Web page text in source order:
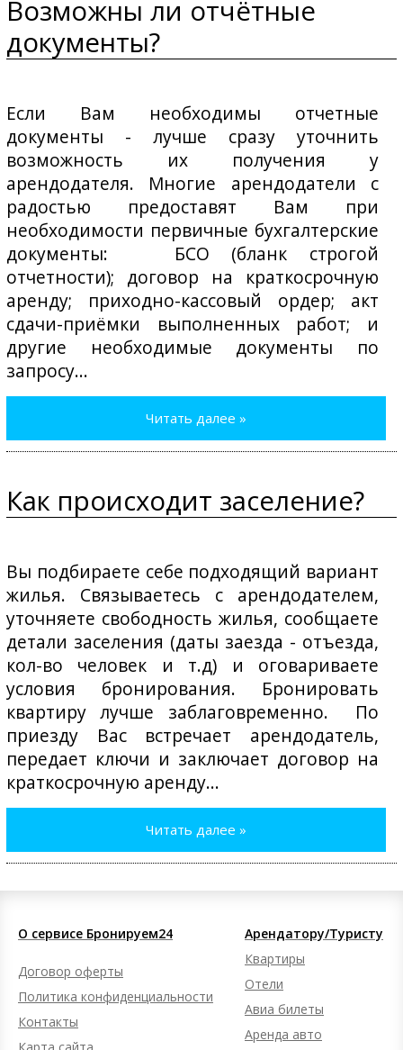
Возможны ли отчётные
документы?
Если Вам необходимы отчетные
документы - лучше сразу уточнить
возможность их получения у
арендодателя. Многие арендодатели с
радостью предоставят Вам при
необходимости первичные бухгалтерские
документы: БСО (бланк строгой
отчетности); договор на краткосрочную
аренду; приходно-кассовый ордер; акт
сдачи-приёмки выполненных работ; и
другие необходимые документы по
запросу...
Читать далее »
Как происходит заселение?
Вы подбираете себе подходящий вариант
жилья. Связываетесь с арендодателем,
уточняете свободность жилья, сообщаете
детали заселения (даты заезда - отъезда,
кол-во человек и т.д) и оговариваете
условия бронирования. Бронировать
квартиру лучше заблаговременно. По
приезду Вас встречает арендодатель,
передает ключи и заключает договор на
краткосрочную аренду...
Читать далее »
О сервисе Бронируем24
Договор оферты
Политика конфиденциальности
Контакты
Арендатору/Туристу
Квартиры
Отели
Авиа билеты
Аренда авто